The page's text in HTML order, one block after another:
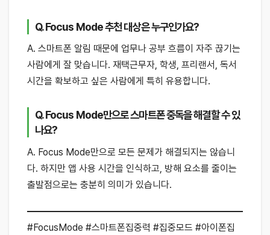
Q. Focus Mode 추천 대상은 누구인가요?
A. 스마트폰 알림 때문에 업무나 공부 흐름이 자주 끊기는
사람에게 잘 맞습니다. 재택근무자, 학생, 프리랜서, 독서
시간을 확보하고 싶은 사람에게 특히 유용합니다.
Q. Focus Mode만으로 스마트폰 중독을 해결할 수 있
나요?
A. Focus Mode만으로 모든 문제가 해결되지는 않습니
다. 하지만 앱 사용 시간을 인식하고, 방해 요소를 줄이는
출발점으로는 충분히 의미가 있습니다.
#FocusMode #스마트폰집중력 #집중모드 #아이폰집